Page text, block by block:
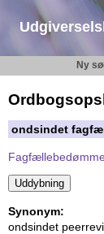
Ny
ondsindet
Synonym:
ondsindet